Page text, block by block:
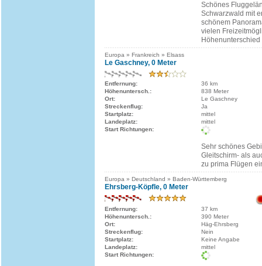
Schönes
Schwarzwald mit
schönem
vielen
Europa » Frankreich » Elsass
Le Gaschney, 0 Meter
Entfernung:
36 km
Höhenuntersch.:
838 Meter
Ort:
Le Gaschney
Streckenflug:
Ja
Startplatz:
mittel
Landeplatz:
mittel
Start Richtungen:
Sehr schönes
Gleitschirm- als
zu prima Flügen
Europa » Deutschland » Baden-Württemberg
Ehrsberg-Köpfle, 0 Meter
Entfernung:
37 km
Höhenuntersch.:
390 Meter
Ort:
Häg-Ehrsberg
Streckenflug:
Nein
Startplatz:
Keine Angabe
Landeplatz:
mittel
Start Richtungen: